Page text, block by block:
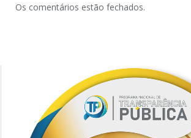
Os comentários estão fechados.